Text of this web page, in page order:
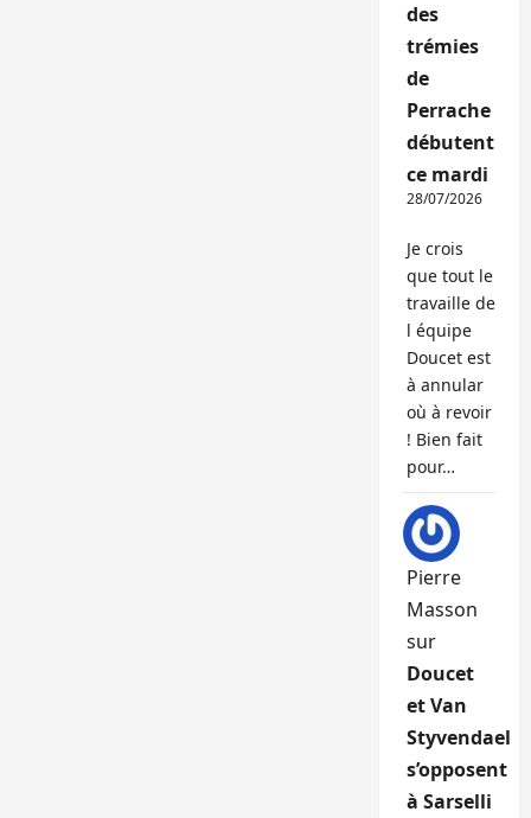
des
trémies
de
Perrache
débutent
ce mardi
28/07/2026
Je crois
que tout le
travaille de
l équipe
Doucet est
à annular
où à revoir
! Bien fait
pour…
Pierre
Masson
sur
Doucet
et Van
Styvendael
s’opposent
à Sarselli